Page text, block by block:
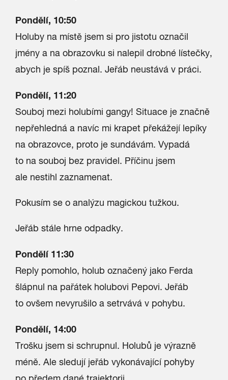
Pondělí, 10:50
Holuby na místě jsem si pro jistotu označil
jmény a na obrazovku si nalepil drobné lístečky,
abych je spíš poznal. Jeřáb neustává v práci.
Pondělí, 11:20
Souboj mezi holubími gangy! Situace je značně
nepřehledná a navíc mi krapet překážejí lepíky
na obrazovce, proto je sundávám. Vypadá
to na souboj bez pravidel. Příčinu jsem
ale nestihl zaznamenat.
Pokusím se o analýzu magickou tužkou.
Jeřáb stále hrne odpadky.
Pondělí 11:30
Reply pomohlo, holub označený jako Ferda
šlápnul na pařátek holubovi Pepovi. Jeřáb
to ovšem nevyrušilo a setrvává v pohybu.
Pondělí, 14:00
Trošku jsem si schrupnul. Holubů je výrazně
méně. Ale sledují jeřáb vykonávající pohyby